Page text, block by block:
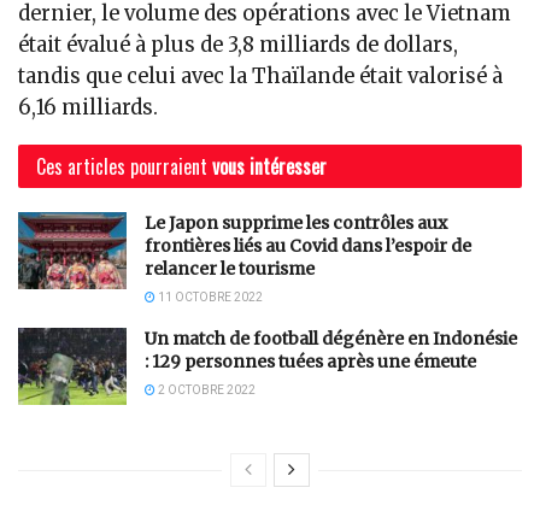
dernier, le volume des opérations avec le Vietnam
était évalué à plus de 3,8 milliards de dollars,
tandis que celui avec la Thaïlande était valorisé à
6,16 milliards.
Ces articles pourraient vous intéresser
Le Japon supprime les contrôles aux
frontières liés au Covid dans l’espoir de
relancer le tourisme
11 OCTOBRE 2022
Un match de football dégénère en Indonésie
: 129 personnes tuées après une émeute
2 OCTOBRE 2022